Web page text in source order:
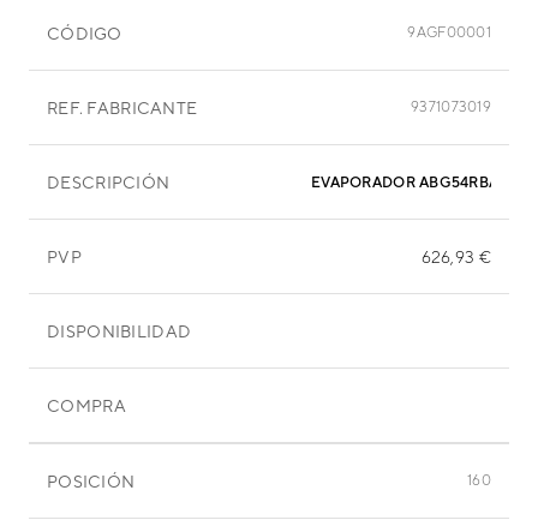
CÓDIGO 9AGF00001
REF. FABRICANTE 9371073019
DESCRIPCIÓN EVAPORADOR ABG54RBA
PVP 626,93 €
DISPONIBILIDAD
COMPRA
POSICIÓN 160